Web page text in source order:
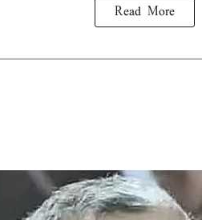
Read More